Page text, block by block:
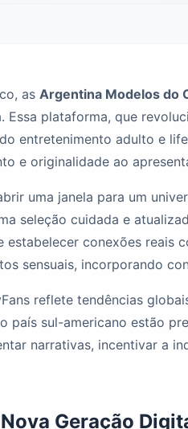
as Argentina Modelos do
Essa plataforma, que
entretenimento adulto e
e originalidade ao
uma janela para um
seleção cuidada e
conexões reais
sensuais, incorporando
reflete tendências
sul-americano estão
narrativas, incentivar a
Geração